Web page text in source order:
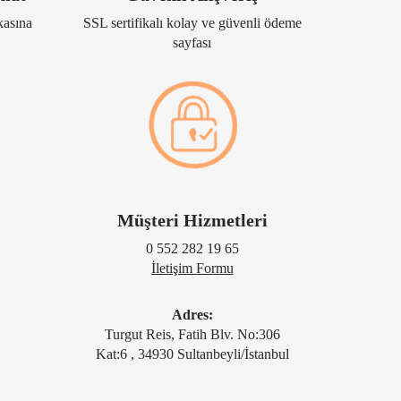
SSL sertifikalı kolay ve güvenli ödeme
sayfası
Müşteri Hizmetleri
0 552 282 19 65
İletişim Formu
Adres:
Turgut Reis, Fatih Blv. No:306
Kat:6 , 34930 Sultanbeyli/İstanbul